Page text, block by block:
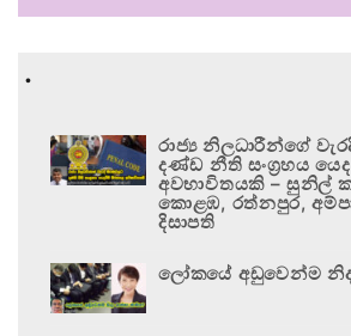
.
රාජ්‍ය නිලධාරීන්ගේ
දණ්ඩ නීති සංග්‍රහය
අවභාවිතයකි – සුනිල්
කොළඹ, රත්නපුර,
දිසාපති
ලෝකයේ අඩුවෙන්ම